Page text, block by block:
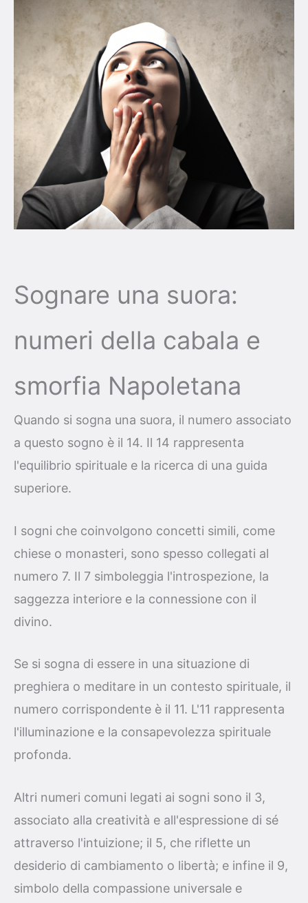
Sognare una suora:
numeri della cabala e
smorfia Napoletana
Quando si sogna una suora, il numero associato
a questo sogno è il 14. Il 14 rappresenta
l'equilibrio spirituale e la ricerca di una guida
superiore.
I sogni che coinvolgono concetti simili, come
chiese o monasteri, sono spesso collegati al
numero 7. Il 7 simboleggia l'introspezione, la
saggezza interiore e la connessione con il
divino.
Se si sogna di essere in una situazione di
preghiera o meditare in un contesto spirituale, il
numero corrispondente è il 11. L'11 rappresenta
l'illuminazione e la consapevolezza spirituale
profonda.
Altri numeri comuni legati ai sogni sono il 3,
associato alla creatività e all'espressione di sé
attraverso l'intuizione; il 5, che riflette un
desiderio di cambiamento o libertà; e infine il 9,
simbolo della compassione universale e